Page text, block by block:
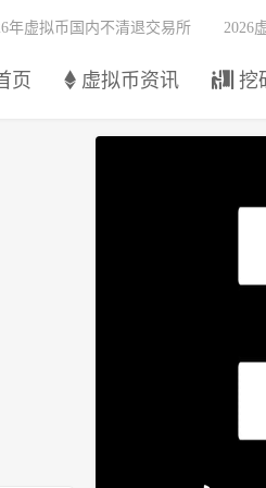
页 虚拟币资讯 挖
年虚拟币国内不清退交易所 2026